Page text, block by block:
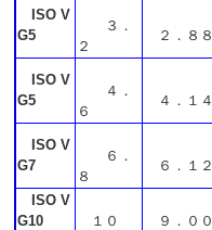
ISO V
G5
３．
２
２．８８
ISO V
G5
４．
６
４．１４
ISO V
G7
６．
８
６．１２
ISO V
G10
１０ ９．００